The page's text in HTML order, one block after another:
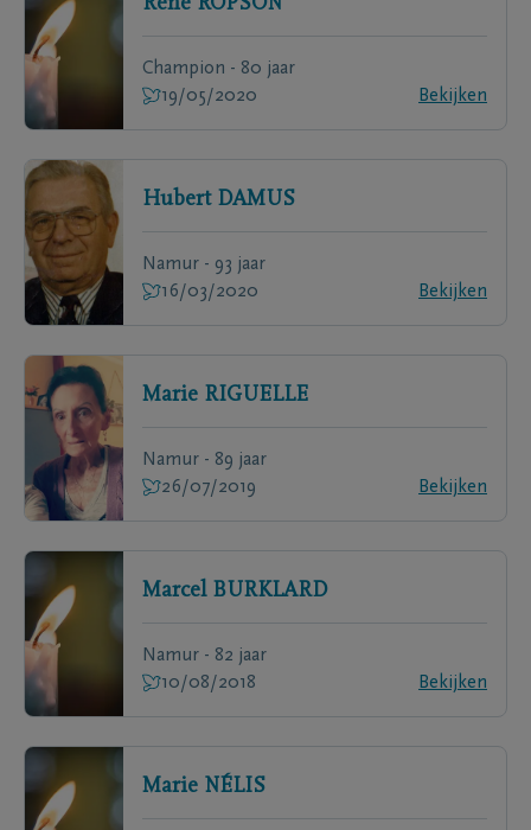
René ROPSON
Champion - 80 jaar
19/05/2020
Bekijken
Hubert DAMUS
Namur - 93 jaar
16/03/2020
Bekijken
Marie RIGUELLE
Namur - 89 jaar
26/07/2019
Bekijken
Marcel BURKLARD
Namur - 82 jaar
10/08/2018
Bekijken
Marie NÉLIS